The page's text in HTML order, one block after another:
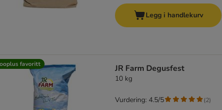
Legg i handlekurv
favoritt JR Farm Degusfest
10 kg
Vurdering: 4.5/5 (2)